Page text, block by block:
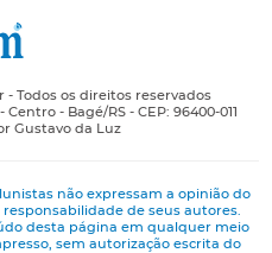
Todos os direitos reservados
- Bagé/RS - CEP: 96400-011
Gustavo da Luz
não expressam a opinião do
de seus autores.
desta página em qualquer meio
sem autorização escrita do